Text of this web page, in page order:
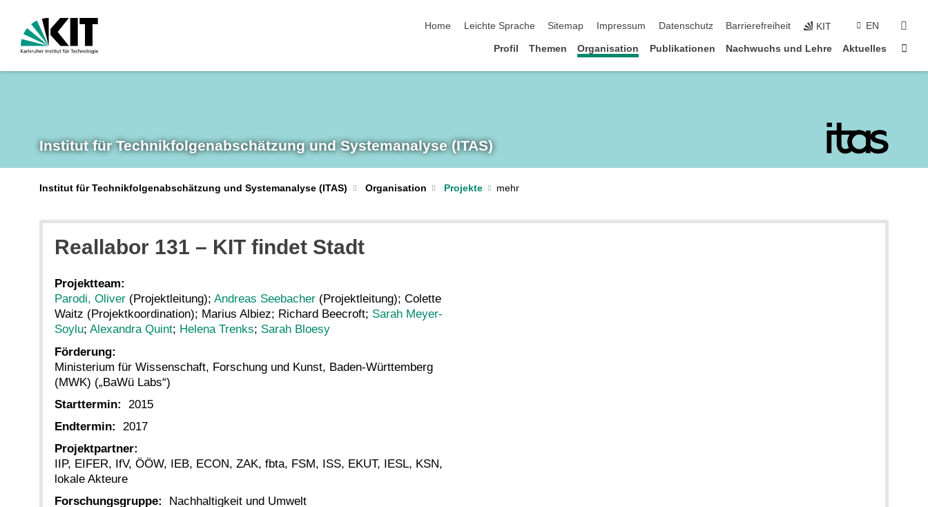
Home
Leichte Sprache Sitemap Impressum Datenschutz Barrierefreiheit KIT EN
Profil Themen Organisation Publikationen Nachwuchs und Lehre Aktuelles
Institut für Technikfolgen­abschätzung und System­analyse (ITAS)
Institut für Technikfolgenabschätzung und Systemanalyse (ITAS) Organisation Projekte
Reallabor 131 – KIT findet Stadt
Projektteam:
Parodi, Oliver (Projektleitung); Andreas Seebacher (Projektleitung); Colette
Waitz (Projektkoordination); Marius Albiez; Richard Beecroft; Sarah Meyer-
Soylu; Alexandra Quint; Helena Trenks; Sarah Bloesy
Förderung:
Ministerium für Wissenschaft, Forschung und Kunst, Baden-Württemberg
(MWK) („BaWü Labs“)
Starttermin:
2015
Endtermin:
2017
Projektpartner:
IIP, EIFER, IfV, ÖÖW, IEB, ECON, ZAK, fbta, FSM, ISS, EKUT, IESL, KSN,
lokale Akteure
Forschungsgruppe:
Nachhaltigkeit und Umwelt